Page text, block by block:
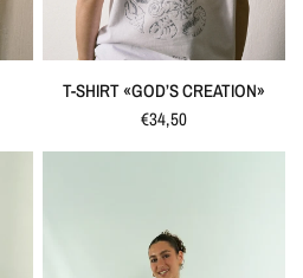
SCHNELLANSICHT
T-SHIRT «GOD’S CREATION»
€34,50